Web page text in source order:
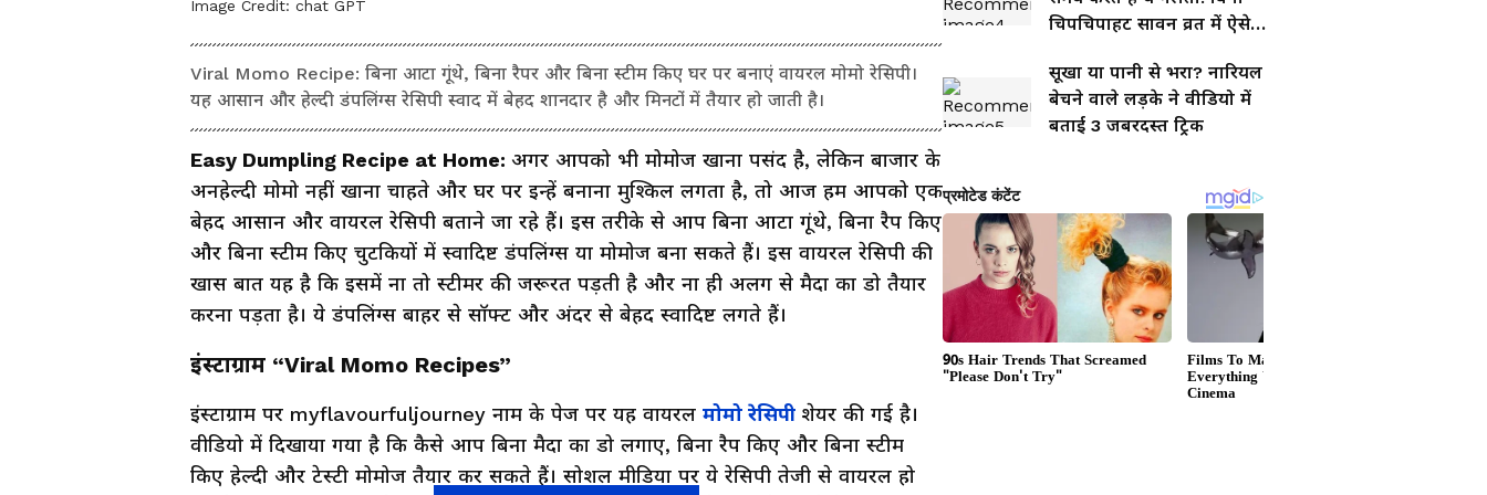
Image Credit: chat GPT
Viral Momo Recipe: बिना आटा गूंथे, बिना रैपर और बिना स्टीम किए घर पर बनाएं वायरल मोमो रेसिपी।
यह आसान और हेल्दी डंपलिंग्स रेसिपी स्वाद में बेहद शानदार है और मिनटों में तैयार हो जाती है।
Easy Dumpling Recipe at Home: अगर आपको भी मोमोज खाना पसंद है, लेकिन बाजार के
अनहेल्दी मोमो नहीं खाना चाहते और घर पर इन्हें बनाना मुश्किल लगता है, तो आज हम आपको एक
बेहद आसान और वायरल रेसिपी बताने जा रहे हैं। इस तरीके से आप बिना आटा गूंथे, बिना रैप किए
और बिना स्टीम किए चुटकियों में स्वादिष्ट डंपलिंग्स या मोमोज बना सकते हैं। इस वायरल रेसिपी की
खास बात यह है कि इसमें ना तो स्टीमर की जरूरत पड़ती है और ना ही अलग से मैदा का डो तैयार
करना पड़ता है। ये डंपलिंग्स बाहर से सॉफ्ट और अंदर से बेहद स्वादिष्ट लगते हैं।
इंस्टाग्राम “Viral Momo Recipes”
इंस्टाग्राम पर myflavourfuljourney नाम के पेज पर यह वायरल मोमो रेसिपी शेयर की गई है।
वीडियो में दिखाया गया है कि कैसे आप बिना मैदा का डो लगाए, बिना रैप किए और बिना स्टीम
किए हेल्दी और टेस्टी मोमोज तैयार कर सकते हैं। सोशल मीडिया पर ये रेसिपी तेजी से वायरल हो
चिपचिपाहट सावन व्रत में ऐसे
सूखा या पानी से भरा? नारियल
बेचने वाले लड़के ने वीडियो में
बताई 3 जबरदस्त ट्रिक